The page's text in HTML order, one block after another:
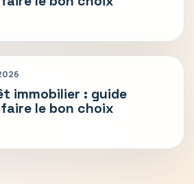
immobilier : guide
le bon choix